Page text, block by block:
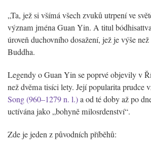
„Ta, jež si všímá všech zvuků utrpení ve
význam jména Guan Yin. A titul
úroveň duchovního dosažení, jež je výše
Buddha.
Legendy o Guan Yin se poprvé objevily v
než dvěma tisíci lety. Její popularita prudce
Song (960–1279 n. l.)a od té doby až po
uctívána jako „bohyně milosrdenství“.
Zde je jeden z původních příběhů: